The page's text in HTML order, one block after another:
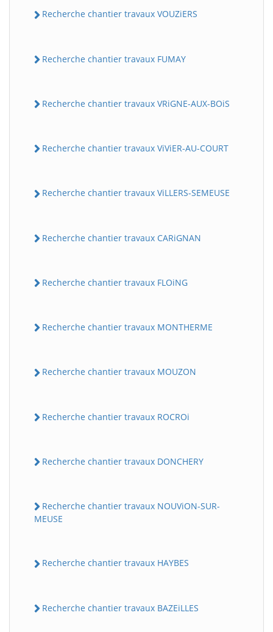
Recherche chantier travaux VOUZiERS
Recherche chantier travaux FUMAY
Recherche chantier travaux VRiGNE-AUX-BOiS
Recherche chantier travaux ViViER-AU-COURT
Recherche chantier travaux ViLLERS-SEMEUSE
Recherche chantier travaux CARiGNAN
Recherche chantier travaux FLOiNG
Recherche chantier travaux MONTHERME
Recherche chantier travaux MOUZON
Recherche chantier travaux ROCROi
Recherche chantier travaux DONCHERY
Recherche chantier travaux NOUViON-SUR-
MEUSE
Recherche chantier travaux HAYBES
Recherche chantier travaux BAZEiLLES